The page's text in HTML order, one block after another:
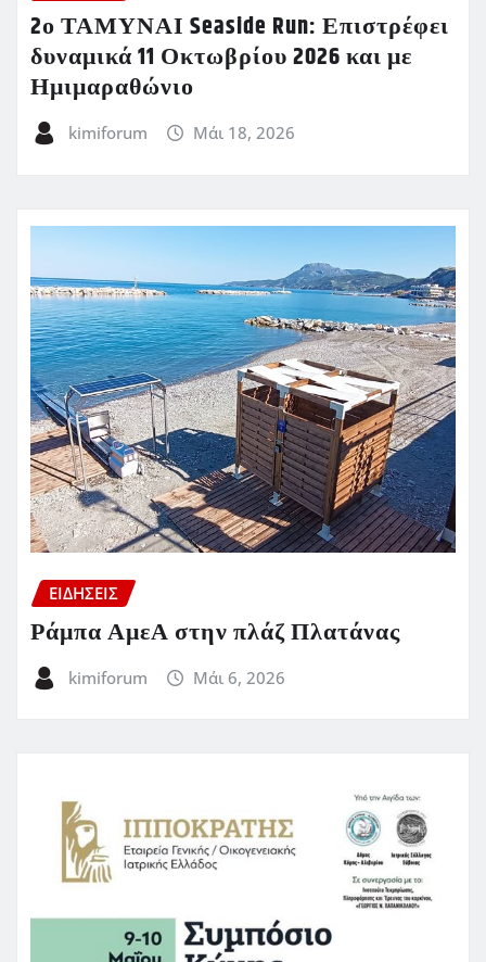
2ο ΤΑΜΥΝΑΙ Seaside Run: Επιστρέφει
δυναμικά 11 Οκτωβρίου 2026 και με
Ημιμαραθώνιο
kimiforum Μάι 18, 2026
ΕΙΔΗΣΕΙΣ
Ράμπα ΑμεΑ στην πλάζ Πλατάνας
kimiforum Μάι 6, 2026